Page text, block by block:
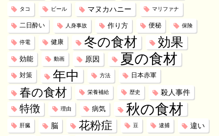
タコ ビール マヌカハニー マリファナ
二日酔い 人身事故 作り方 便秘 保険
停電 健康 冬の食材 効果
効能 動画 原因 夏の食材
対策 年中 方法 日本赤軍
春の食材 栄養補給 歴史 殺人事件
特徴 理由 病気 秋の食材
肝臓 脳 花粉症 豆 逮捕 違い